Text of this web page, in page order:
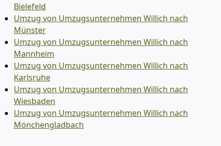
Bielefeld
Umzug von Umzugsunternehmen Willich nach
Münster
Umzug von Umzugsunternehmen Willich nach
Mannheim
Umzug von Umzugsunternehmen Willich nach
Karlsruhe
Umzug von Umzugsunternehmen Willich nach
Wiesbaden
Umzug von Umzugsunternehmen Willich nach
Mönchen­gladbach